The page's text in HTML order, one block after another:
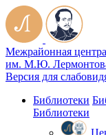
Межрайонная
им. М.Ю.
Версия для
Библиотеки
Библиотеки